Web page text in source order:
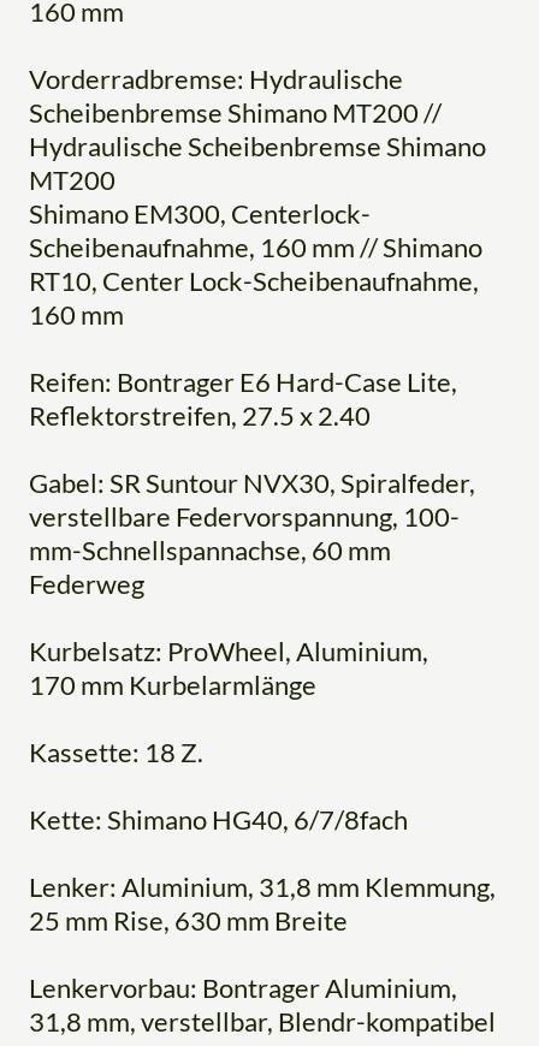
160 mm
Vorderradbremse: Hydraulische
Scheibenbremse Shimano MT200 //
Hydraulische Scheibenbremse Shimano
MT200
Shimano EM300, Centerlock-
Scheibenaufnahme, 160 mm // Shimano
RT10, Center Lock-Scheibenaufnahme,
160 mm
Reifen: Bontrager E6 Hard-Case Lite,
Reflektorstreifen, 27.5 x 2.40
Gabel: SR Suntour NVX30, Spiralfeder,
verstellbare Federvorspannung, 100-
mm-Schnellspannachse, 60 mm
Federweg
Kurbelsatz: ProWheel, Aluminium,
170 mm Kurbelarmlänge
Kassette: 18 Z.
Kette: Shimano HG40, 6/7/8fach
Lenker: Aluminium, 31,8 mm Klemmung,
25 mm Rise, 630 mm Breite
Lenkervorbau: Bontrager Aluminium,
31,8 mm, verstellbar, Blendr-kompatibel